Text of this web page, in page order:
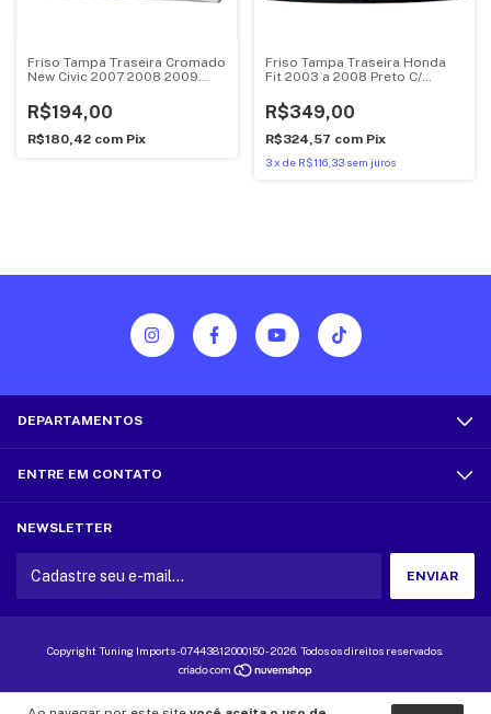
Friso Tampa Traseira Cromado
New Civic 2007 2008 2009
R$194,00
R$180,42 com Pix
Friso Tampa Traseira Honda
Fit 2003 a 2008 Preto C/
R$349,00
R$324,57 com Pix
3 x de R$116,33 sem juros
DEPARTAMENTOS
ENTRE EM CONTATO
NEWSLETTER
Copyright Tuning Imports - 07443812000150 - 2026. Todos os direitos reservados.